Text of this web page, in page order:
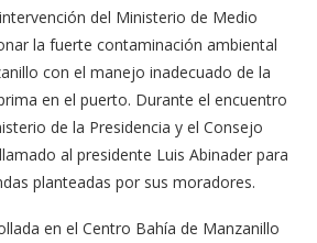
del Ministerio de Medio
la fuerte contaminación ambiental
con el manejo inadecuado de la
en el puerto. Durante el encuentro
de la Presidencia y el Consejo
al presidente Luis Abinader para
planteadas por sus moradores.
en el Centro Bahía de Manzanillo